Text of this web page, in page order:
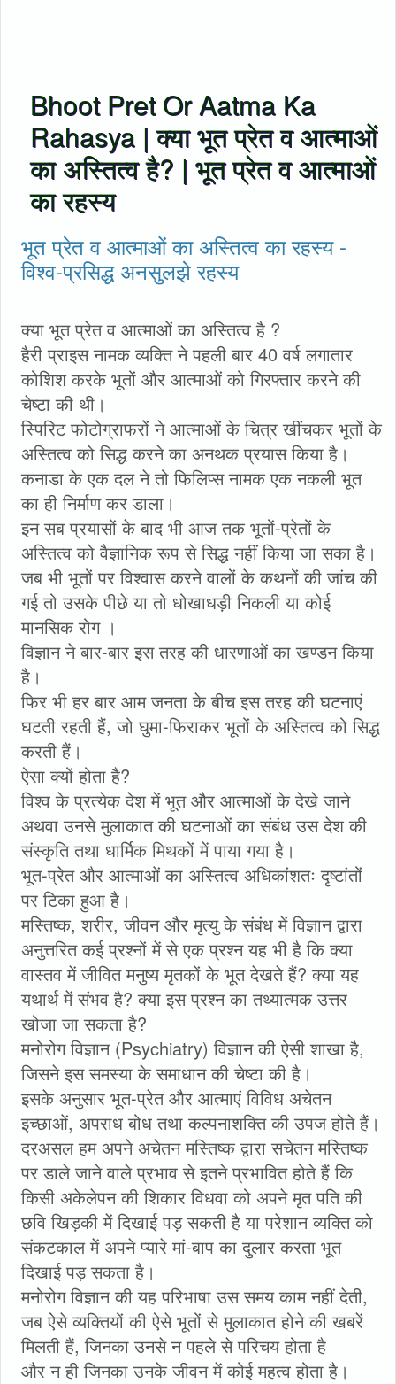
Bhoot Pret Or Aatma Ka
Rahasya | क्या भूत प्रेत व आत्माओं
का अस्तित्व है? | भूत प्रेत व आत्माओं
का रहस्य
भूत प्रेत व आत्माओं का अस्तित्व का रहस्य -
विश्व-प्रसिद्ध अनसुलझे रहस्य
क्या भूत प्रेत व आत्माओं का अस्तित्व है ?
हैरी प्राइस नामक व्यक्ति ने पहली बार 40 वर्ष लगातार
कोशिश करके भूतों और आत्माओं को गिरफ्तार करने की
चेष्टा की थी।
स्पिरिट फोटोग्राफरों ने आत्माओं के चित्र खींचकर भूतों के
अस्तित्व को सिद्ध करने का अनथक प्रयास किया है।
कनाडा के एक दल ने तो फिलिप्स नामक एक नकली भूत
का ही निर्माण कर डाला।
इन सब प्रयासों के बाद भी आज तक भूतों-प्रेतों के
अस्तित्व को वैज्ञानिक रूप से सिद्ध नहीं किया जा सका है।
जब भी भूतों पर विश्वास करने वालों के कथनों की जांच की
गई तो उसके पीछे या तो धोखाधड़ी निकली या कोई
मानसिक रोग ।
विज्ञान ने बार-बार इस तरह की धारणाओं का खण्डन किया
है।
फिर भी हर बार आम जनता के बीच इस तरह की घटनाएं
घटती रहती हैं, जो घुमा-फिराकर भूतों के अस्तित्व को सिद्ध
करती हैं।
ऐसा क्यों होता है?
विश्व के प्रत्येक देश में भूत और आत्माओं के देखे जाने
अथवा उनसे मुलाकात की घटनाओं का संबंध उस देश की
संस्कृति तथा धार्मिक मिथकों में पाया गया है।
भूत-प्रेत और आत्माओं का अस्तित्व अधिकांशतः दृष्टांतों
पर टिका हुआ है।
मस्तिष्क, शरीर, जीवन और मृत्यु के संबंध में विज्ञान द्वारा
अनुत्तरित कई प्रश्नों में से एक प्रश्न यह भी है कि क्या
वास्तव में जीवित मनुष्य मृतकों के भूत देखते हैं? क्या यह
यथार्थ में संभव है? क्या इस प्रश्न का तथ्यात्मक उत्तर
खोजा जा सकता है?
मनोरोग विज्ञान (Psychiatry) विज्ञान की ऐसी शाखा है,
जिसने इस समस्या के समाधान की चेष्टा की है।
इसके अनुसार भूत-प्रेत और आत्माएं विविध अचेतन
इच्छाओं, अपराध बोध तथा कल्पनाशक्ति की उपज होते हैं।
दरअसल हम अपने अचेतन मस्तिष्क द्वारा सचेतन मस्तिष्क
पर डाले जाने वाले प्रभाव से इतने प्रभावित होते हैं कि
किसी अकेलेपन की शिकार विधवा को अपने मृत पति की
छवि खिड़की में दिखाई पड़ सकती है या परेशान व्यक्ति को
संकटकाल में अपने प्यारे मां-बाप का दुलार करता भूत
दिखाई पड़ सकता है।
मनोरोग विज्ञान की यह परिभाषा उस समय काम नहीं देती,
जब ऐसे व्यक्तियों की ऐसे भूतों से मुलाकात होने की खबरें
मिलती हैं, जिनका उनसे न पहले से परिचय होता है
और न ही जिनका उनके जीवन में कोई महत्व होता है।